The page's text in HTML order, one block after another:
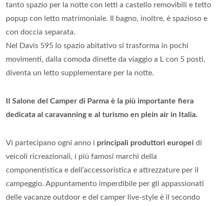
tanto spazio per la notte con letti a castello removibili e tetto
popup con letto matrimoniale. Il bagno, inoltre, è spazioso e
con doccia separata.
Nel Davis 595 lo spazio abitativo si trasforma in pochi
movimenti, dalla comoda dinette da viaggio a L con 5 posti,
diventa un letto supplementare per la notte.
Il Salone del Camper di Parma è la più importante fiera
dedicata al caravanning e al turismo en plein air in Italia.
Vi partecipano ogni anno i principali produttori europei di
veicoli ricreazionali, i più famosi marchi della
componentistica e dell’accessoristica e attrezzature per il
campeggio. Appuntamento imperdibile per gli appassionati
delle vacanze outdoor e del camper live-style è il secondo